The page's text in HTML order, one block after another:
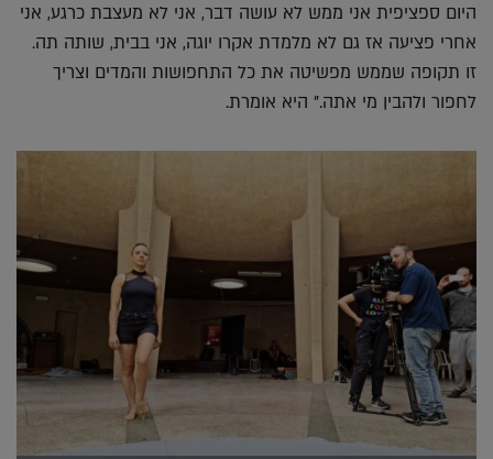
היום ספציפית אני ממש לא עושה דבר, אני לא מעצבת כרגע, אני
אחרי פציעה אז גם לא מלמדת אקרו יוגה, אני בבית, שותה תה.
זו תקופה שממש מפשיטה את כל התחפושות והמדים וצריך
לחפור ולהבין מי אתה." היא אומרת.